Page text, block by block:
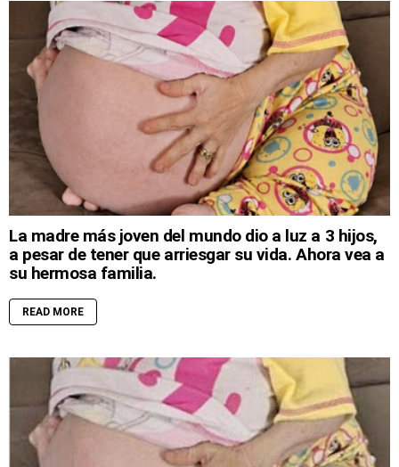
La madre más joven del mundo dio a luz a 3 hijos,
a pesar de tener que arriesgar su vida. Ahora vea a
su hermosa familia.
READ MORE